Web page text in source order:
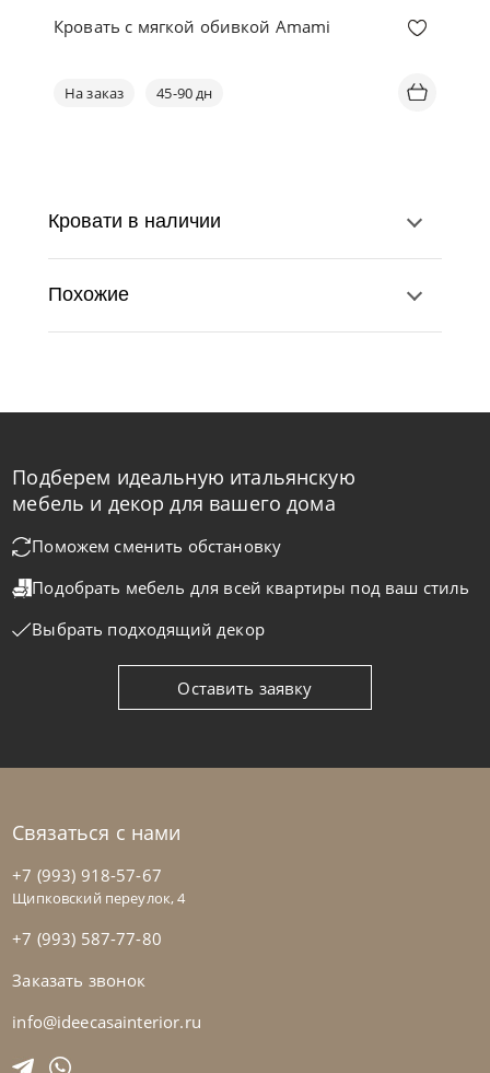
Кровать с мягкой обивкой Amami
На заказ 45-90 дн
от
Tomasella
На заказ 45-90 дн
Tomasella
Кровать Bahia
Кровати в наличии
Похожие
Подберем идеальную итальянскую
мебель и декор для вашего дома
Поможем сменить обстановку
Подобрать мебель для всей квартиры под ваш стиль
Выбрать подходящий декор
Оставить заявку
Связаться с нами
+7 (993) 918-57-67
Щипковский переулок, 4
+7 (993) 587-77-80
Заказать звонок
info@ideecasainterior.ru